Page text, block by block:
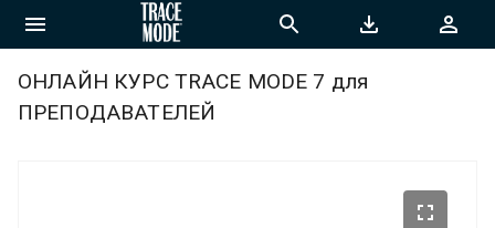
ОНЛАЙН КУРС TRACE MODE 7 для
ПРЕПОДАВАТЕЛЕЙ